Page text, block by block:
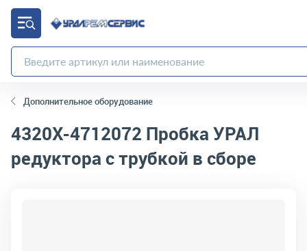
Дополнительное оборудование
4320Х-4712072 Пробка УРАЛ
редуктора с трубкой в сборе